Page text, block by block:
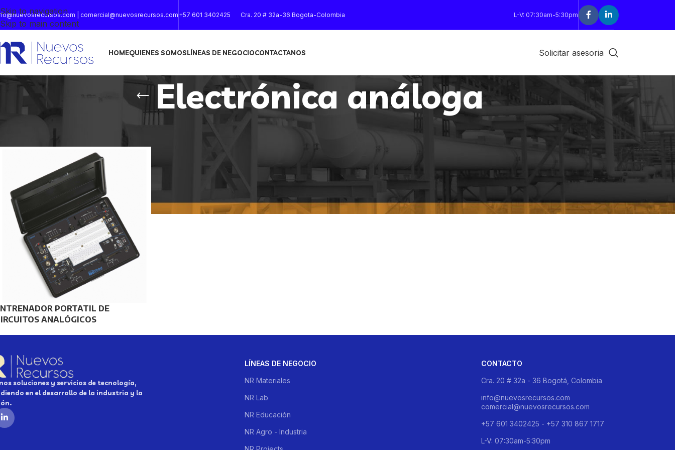
Skip to navigation
Skip to main content
| comercial@nuevosrecursos.com +57 601 3402425 Cra. 20 # 32a-36 Bogota-Colombia L-V: 07:30am-5:30pm
HOMEQUIENES SOMOSLÍNEAS DE NEGOCIOCONTACTANOS Solicitar asesoria
Electrónica análoga
18
PORTATIL DE
ANALÓGICOS
soluciones y servicios de tecnología,
en el desarrollo de la industria y la
LÍNEAS DE NEGOCIO
NR Materiales
NR Lab
NR Educación
NR Agro - Industria
CONTACTO
Cra. 20 # 32a - 36 Bogotá, Colombia
info@nuevosrecursos.com
comercial@nuevosrecursos.com
+57 601 3402425 - +57 310 867 1717
L-V: 07:30am-5:30pm